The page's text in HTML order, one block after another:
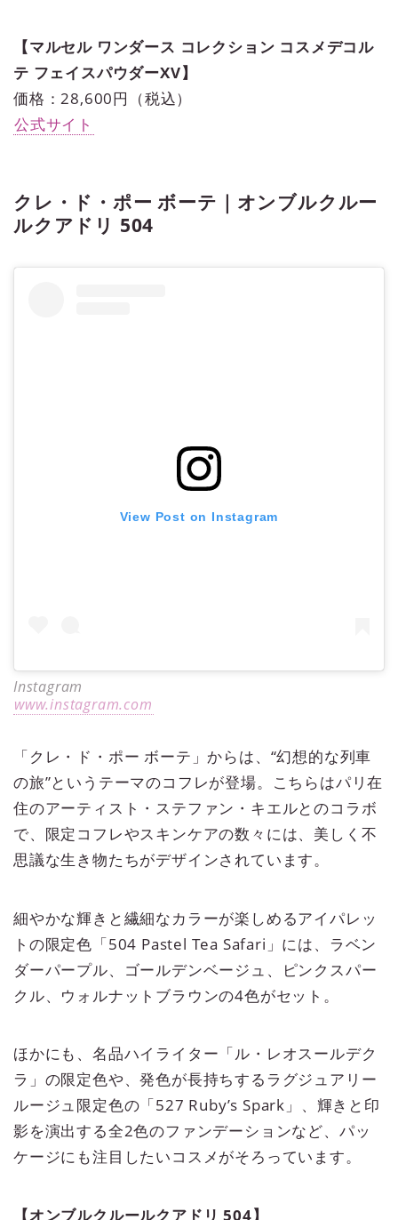
【マルセル ワンダース コレクション コスメデコル
テ フェイスパウダーXV】
価格：28,600円（税込）
公式サイト
クレ・ド・ポー ボーテ｜オンブルクルー
ルクアドリ 504
View Post on Instagram
Instagram
www.instagram.com
「クレ・ド・ポー ボーテ」からは、“幻想的な列車
の旅”というテーマのコフレが登場。こちらはパリ在
住のアーティスト・ステファン・キエルとのコラボ
で、限定コフレやスキンケアの数々には、美しく不
思議な生き物たちがデザインされています。
細やかな輝きと繊細なカラーが楽しめるアイパレッ
トの限定色「504 Pastel Tea Safari」には、ラベン
ダーパープル、ゴールデンベージュ、ピンクスパー
クル、ウォルナットブラウンの4色がセット。
ほかにも、名品ハイライター「ル・レオスールデク
ラ」の限定色や、発色が長持ちするラグジュアリー
ルージュ限定色の「527 Ruby’s Spark」、輝きと印
影を演出する全2色のファンデーションなど、パッ
ケージにも注目したいコスメがそろっています。
【オンブルクルールクアドリ 504】